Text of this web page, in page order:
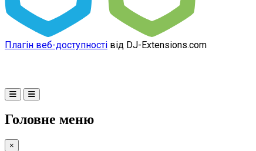
Плагін веб-доступності від DJ-Extensions.com
Головне меню
×